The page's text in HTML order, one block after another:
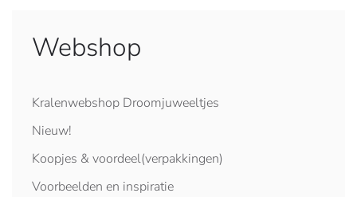
Webshop
Kralenwebshop Droomjuweeltjes
Nieuw!
Koopjes & voordeel(verpakkingen)
Voorbeelden en inspiratie